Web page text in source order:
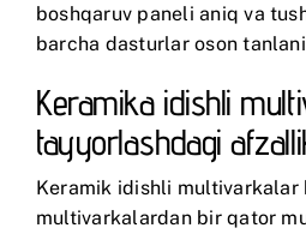
boshqaruv paneli aniq va
barcha dasturlar oson
Keramika idishli
tayyorlashdagi
Keramik idishli multivarkalar
multivarkalardan bir qator